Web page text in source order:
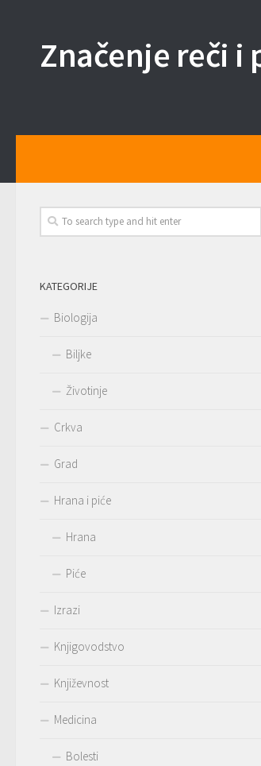
Značenje reči i
KATEGORIJE
Biologija
Biljke
Životinje
Crkva
Grad
Hrana i piće
Hrana
Piće
Izrazi
Knjigovodstvo
Književnost
Medicina
Bolesti